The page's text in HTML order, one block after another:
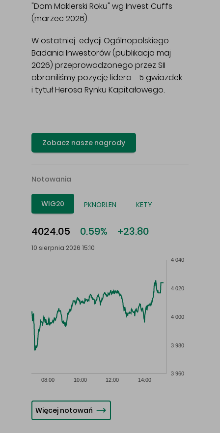
"Dom Maklerski Roku" wg Invest Cuffs
(marzec 2026).
W ostatniej edycji Ogólnopolskiego
Badania Inwestorów (publikacja maj
2026) przeprowadzonego przez SII
obroniliśmy pozycję lidera - 5 gwiazdek -
i tytuł Herosa Rynku Kapitałowego.
Zobacz nasze nagrody
Notowania
WIG20 PKNORLEN KETY
4024.05 0.59% +23.80
10 sierpnia 2026 15:10
08:00 10:00 12:00 14:00
3 960
3 980
4 000
4 020
4 040
Więcej notowań